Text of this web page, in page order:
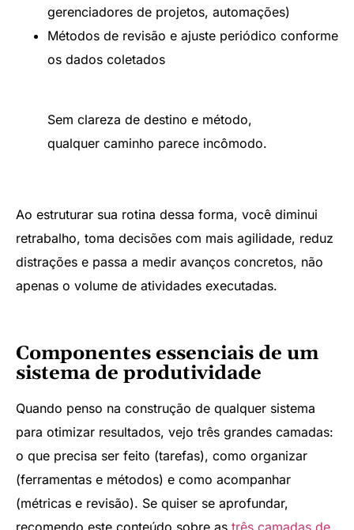
gerenciadores de projetos, automações)
Métodos de revisão e ajuste periódico conforme
os dados coletados
Sem clareza de destino e método,
qualquer caminho parece incômodo.
Ao estruturar sua rotina dessa forma, você diminui
retrabalho, toma decisões com mais agilidade, reduz
distrações e passa a medir avanços concretos, não
apenas o volume de atividades executadas.
Componentes essenciais de um
sistema de produtividade
Quando penso na construção de qualquer sistema
para otimizar resultados, vejo três grandes camadas:
o que precisa ser feito (tarefas), como organizar
(ferramentas e métodos) e como acompanhar
(métricas e revisão). Se quiser se aprofundar,
recomendo este conteúdo sobre as três camadas de